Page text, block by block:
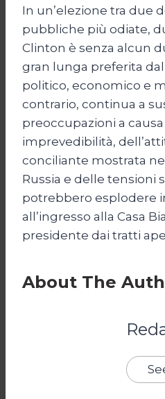
In un’elezione tra due
pubbliche più odiate,
Clinton è senza alcun
gran lunga preferita
politico, economico e
contrario, continua a
preoccupazioni a
imprevedibilità,
conciliante mostrata
Russia e delle tensioni
potrebbero esplodere
all’ingresso alla Casa
presidente dai tratti
About The